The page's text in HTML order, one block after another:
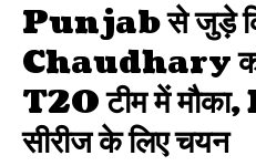
Punjab से जुड़े
Chaudhary
T20 टीम में
सीरीज के लिए चयन